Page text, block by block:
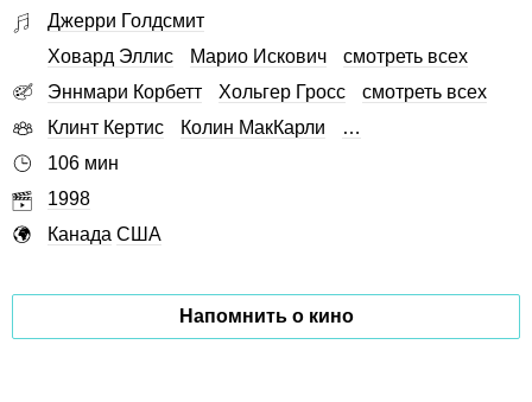
Джерри Голдсмит
Ховард Эллис
Марио Искович
смотреть всех
Эннмари Корбетт
Хольгер Гросс
смотреть всех
Клинт Кертис
Колин МакКарли
…
106 мин
1998
Канада США
Напомнить о кино